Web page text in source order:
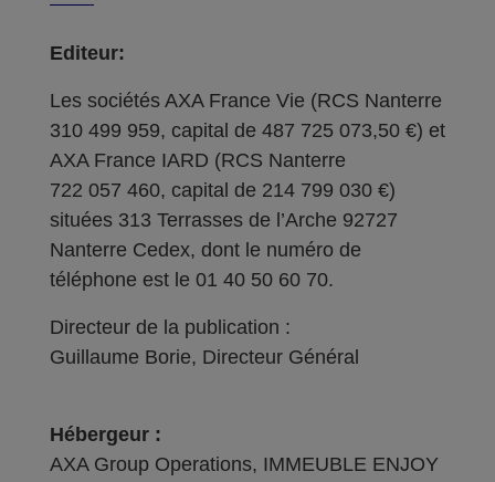
Editeur:
Les sociétés AXA France Vie (RCS Nanterre
310 499 959, capital de 487 725 073,50 €) et
AXA France IARD (RCS Nanterre
722 057 460, capital de 214 799 030 €)
situées 313 Terrasses de l’Arche 92727
Nanterre Cedex, dont le numéro de
téléphone est le 01 40 50 60 70.
Directeur de la publication :
Guillaume Borie, Directeur Général
Hébergeur :
AXA Group Operations, IMMEUBLE ENJOY